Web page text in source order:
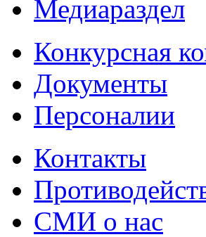
Медиараздел
Конкурсная
Документы
Персоналии
Контакты
СМИ о нас